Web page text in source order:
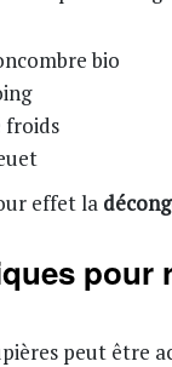
bio
froids
effet la
pour
peut être